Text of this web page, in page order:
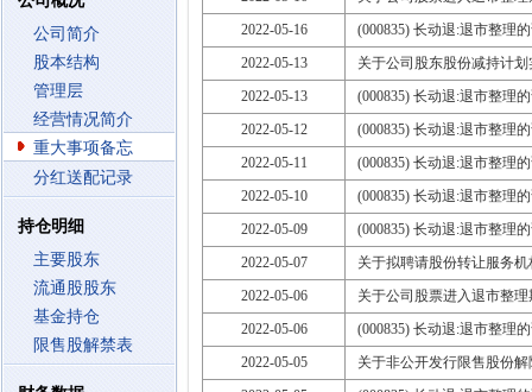
公司简介
股本结构
管理层
经营情况简介
重大事项备忘
分红送配记录
持仓明细
主要股东
流通股股东
基金持仓
限售股解禁表
2022-05-16
(000835) 长动退:退市整理
2022-05-13
关于公司股东股份减持计
2022-05-13
(000835) 长动退:退市整理
2022-05-12
(000835) 长动退:退市整理
2022-05-11
(000835) 长动退:退市整理
2022-05-10
(000835) 长动退:退市整理
2022-05-09
(000835) 长动退:退市整理
2022-05-07
关于拟聘请股份转让服务
2022-05-06
关于公司股票进入退市整
2022-05-06
(000835) 长动退:退市整理
2022-05-05
关于非公开发行限售股份